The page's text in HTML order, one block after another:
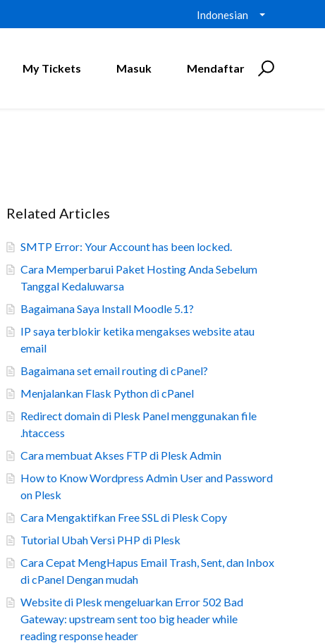
Indonesian
My Tickets Masuk Mendaftar
Related Articles
SMTP Error: Your Account has been locked.
Cara Memperbarui Paket Hosting Anda Sebelum
Tanggal Kedaluwarsa
Bagaimana Saya Install Moodle 5.1?
IP saya terblokir ketika mengakses website atau
email
Bagaimana set email routing di cPanel?
Menjalankan Flask Python di cPanel
Redirect domain di Plesk Panel menggunakan file
.htaccess
Cara membuat Akses FTP di Plesk Admin
How to Know Wordpress Admin User and Password
on Plesk
Cara Mengaktifkan Free SSL di Plesk Copy
Tutorial Ubah Versi PHP di Plesk
Cara Cepat MengHapus Email Trash, Sent, dan Inbox
di cPanel Dengan mudah
Website di Plesk mengeluarkan Error 502 Bad
Gateway: upstream sent too big header while
reading response header